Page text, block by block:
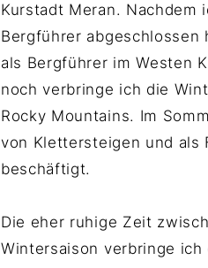
Kurstadt Meran. Nachdem
Bergführer
als Bergführer im Westen
noch verbringe ich die
Rocky Mountains. Im
von Klettersteigen und als
beschäftigt.
Die eher ruhige Zeit
Wintersaison verbringe